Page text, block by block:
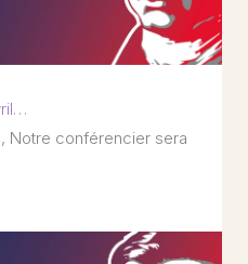
Notre conférencier sera